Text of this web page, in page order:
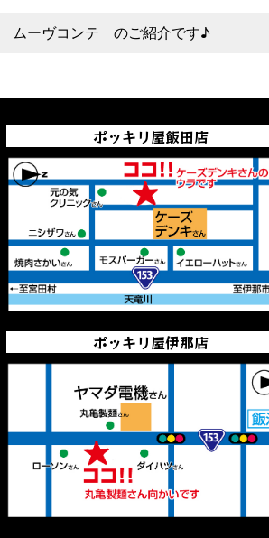
ーヴコンテ のご紹介です♪
ポッキリ屋飯田店
ポッキリ屋伊那店